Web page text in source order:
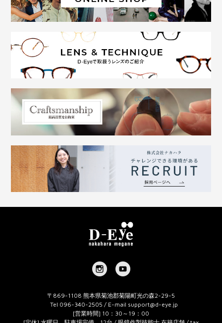
〒869-1108 熊本県菊池郡菊陽町光の森2-29-5
Tel 096-340-2505 / E-mail support@d-eye.jp
[営業時間] 10：30～19：00